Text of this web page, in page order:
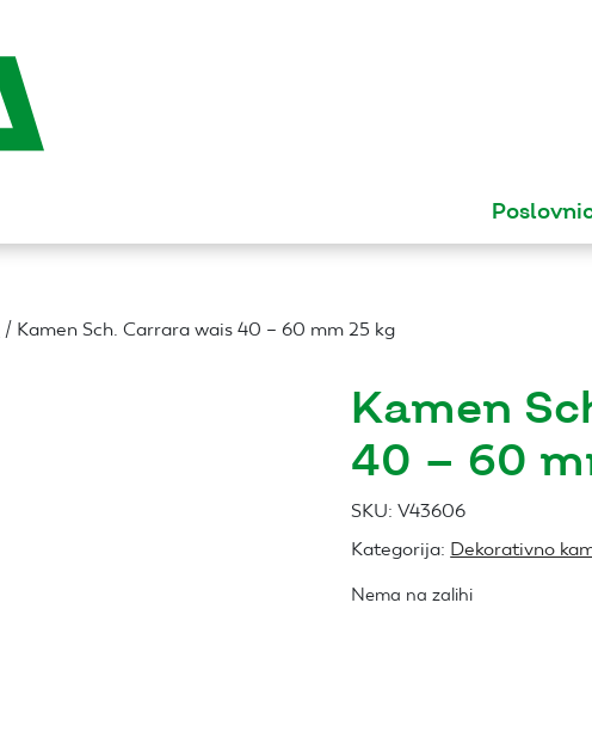
/ Kamen Sch. Carrara wais 40 – 60 mm 25 kg
Kamen
40 – 60
SKU:V43606
Kategorija: Dekorativno
Nema na zalihi